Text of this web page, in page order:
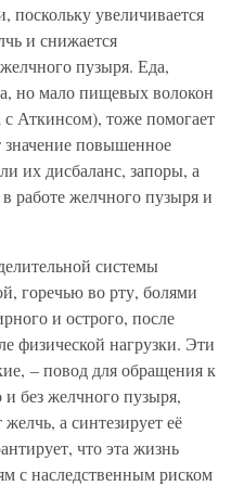
увеличивается
и снижается
пузыря. Еда,
но мало пищевых волокон
Аткинсом), тоже помогает
повышенное
их дисбаланс, запоры, а
работе желчного пузыря и
системы
горечью во рту, болями
и острого, после
физической нагрузки. Эти
– повод для обращения к
без желчного пузыря,
желчь, а синтезирует её
что эта жизнь
с наследственным риском